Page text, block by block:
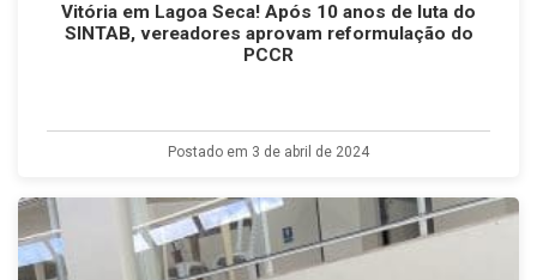
Vitória em Lagoa Seca! Após 10 anos de luta do
SINTAB, vereadores aprovam reformulação do
PCCR
Postado em 3 de abril de 2024